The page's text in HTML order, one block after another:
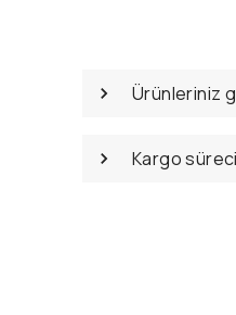
Ürünleriniz
Kargo süreci